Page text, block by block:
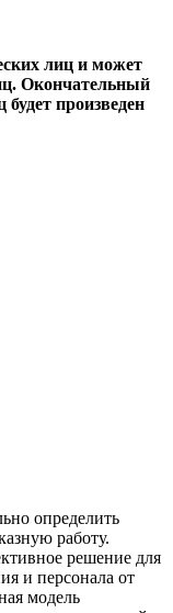
лиц и может
Окончательный
произведен
определить
работу.
решение для
и персонала от
модель